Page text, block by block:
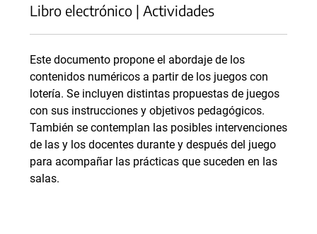
Libro electrónico | Actividades
Este documento propone el abordaje de los
contenidos numéricos a partir de los juegos con
lotería. Se incluyen distintas propuestas de juegos
con sus instrucciones y objetivos pedagógicos.
También se contemplan las posibles intervenciones
de las y los docentes durante y después del juego
para acompañar las prácticas que suceden en las
salas.